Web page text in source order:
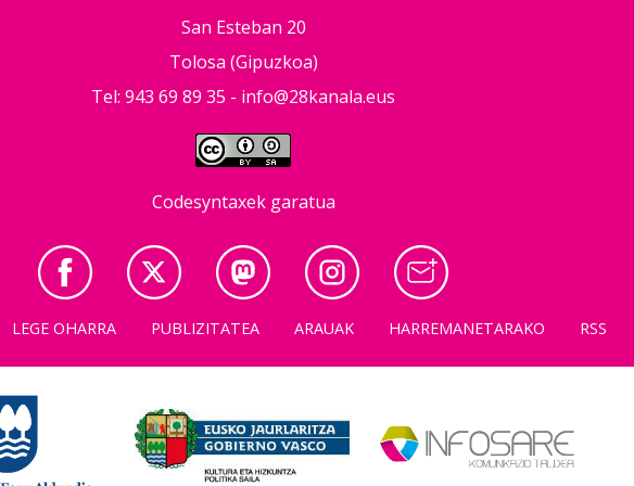
San Esteban 20
Tolosa (Gipuzkoa)
Tel: 943 69 89 35 - info@28kanala.eus
Codesyntaxek garatua
LEGE OHARRA PUBLIZITATEA ARAUAK HARREMANETARAKO RSS